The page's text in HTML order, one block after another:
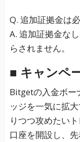
Q. 追加証拠金は
A. 追加証拠金な
らされません。
■ キャンペ
Bitgetの入金ボー
ッジを一気に拡
りつつ攻めたい
口座を開設し、